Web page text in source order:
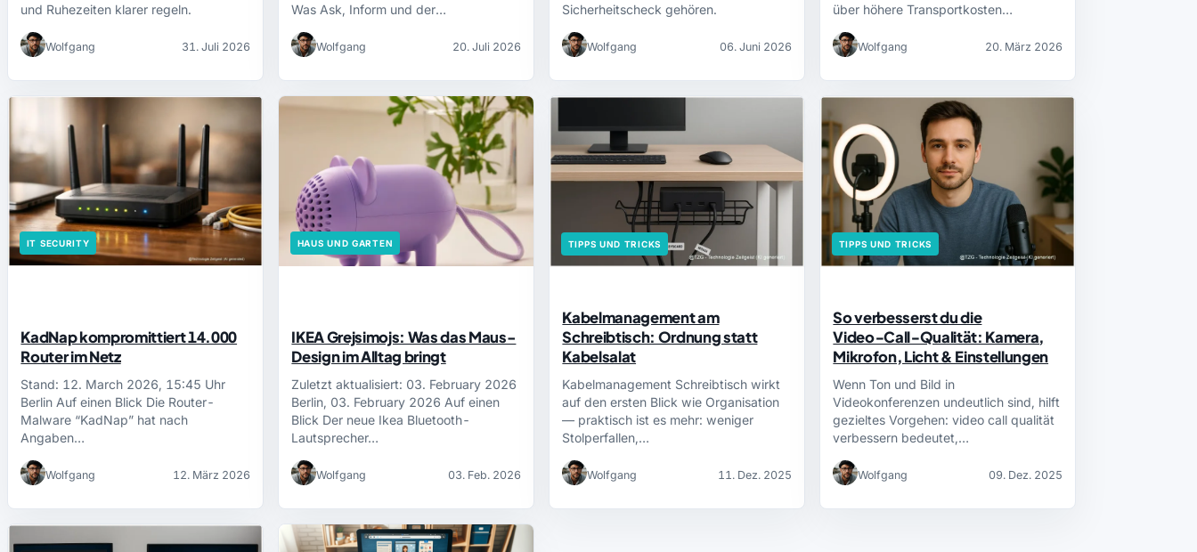
und Ruhezeiten klarer regeln.
Wolfgang 31. Juli 2026
Was Ask, Inform und der
Wolfgang 20. Juli 2026
Sicherheitscheck gehören.
Wolfgang 06. Juni 2026
über höhere Transportkosten…
Wolfgang 20. März 2026
IT SECURITY
KadNap kompromittiert 14.000
Router im Netz
Stand: 12. March 2026, 15:45 Uhr
Berlin Auf einen Blick Die Router-
Malware “KadNap” hat nach
Angaben…
Wolfgang 12. März 2026
HAUS UND GARTEN
IKEA Grejsimojs: Was das Maus-
Design im Alltag bringt
Zuletzt aktualisiert: 03. February 2026
Berlin, 03. February 2026 Auf einen
Blick Der neue Ikea Bluetooth-
Lautsprecher…
Wolfgang 03. Feb. 2026
TIPPS UND TRICKS
Kabelmanagement am
Schreibtisch: Ordnung statt
Kabelsalat
Kabelmanagement Schreibtisch wirkt
auf den ersten Blick wie Organisation
— praktisch ist es mehr: weniger
Stolperfallen,…
Wolfgang 11. Dez. 2025
TIPPS UND TRICKS
So verbesserst du die
Video‑Call‑Qualität: Kamera,
Mikrofon, Licht & Einstellungen
Wenn Ton und Bild in
Videokonferenzen undeutlich sind, hilft
gezieltes Vorgehen: video call qualität
verbessern bedeutet,…
Wolfgang 09. Dez. 2025